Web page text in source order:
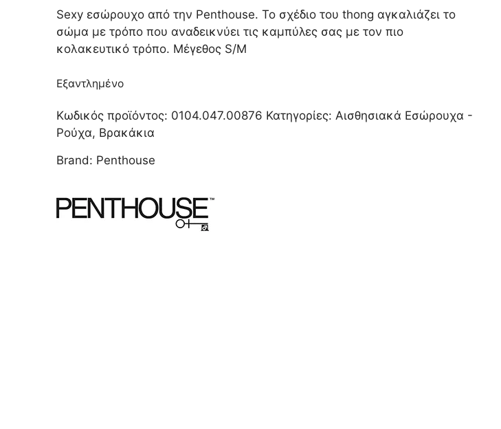
Sexy εσώρουχο από την Penthouse. Το σχέδιο του thong αγκαλιάζει το
σώμα με τρόπο που αναδεικνύει τις καμπύλες σας με τον πιο
κολακευτικό τρόπο. Μέγεθος S/M
Εξαντλημένο
Κωδικός προϊόντος: 0104.047.00876 Κατηγορίες: Αισθησιακά Εσώρουχα -
Ρούχα, Βρακάκια
Brand: Penthouse